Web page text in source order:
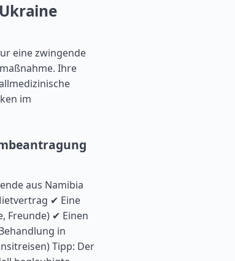
eine zwingende
Ihre
im
aus Namibia
✔ Eine
Freunde) ✔ Einen
in
Tipp: Der